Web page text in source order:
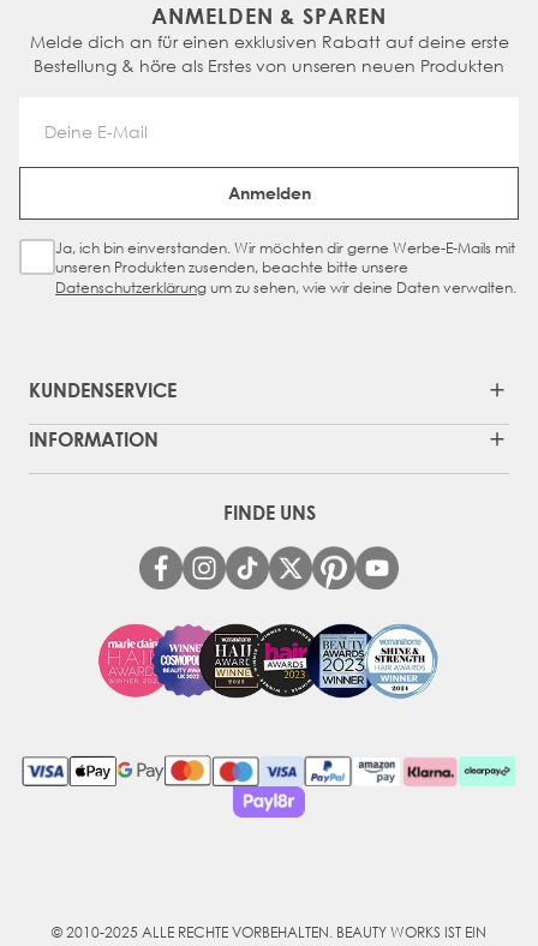
ANMELDEN & SPAREN
Melde dich an für einen exklusiven Rabatt auf deine erste
Bestellung & höre als Erstes von unseren neuen Produkten
Email Address
Anmelden
Sign Up Checkbox
Ja, ich bin einverstanden. Wir möchten dir gerne Werbe-E-Mails mit
unseren Produkten zusenden, beachte bitte unsere
Datenschutzerklärungum zu sehen, wie wir deine Daten verwalten.
KUNDENSERVICE
INFORMATION
FINDE UNS
© 2010-2025 ALLE RECHTE VORBEHALTEN. BEAUTY WORKS IST EIN